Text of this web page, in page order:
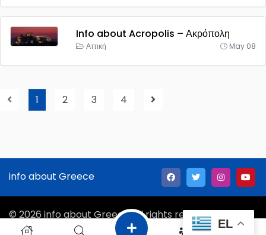
Info about Acropolis – Ακρόπολη
Αττική May 08
1 2 3 4
info about Greece
© 2026 info about Greece All rights reserved.
EL